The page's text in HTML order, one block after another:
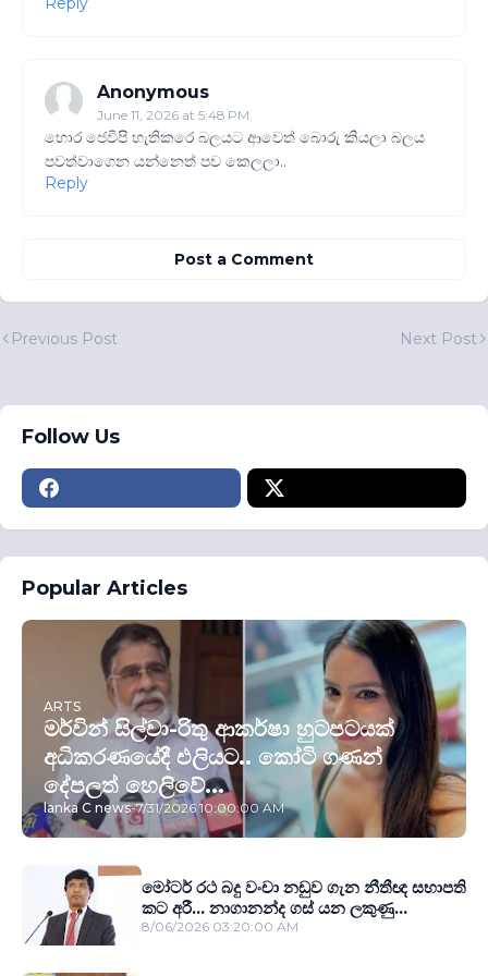
Anonymous
June 11, 2026 at 5:48 PM
හොර ජෙවිපි හැතිකරෙ බලයට ආවෙත් බොරු කියලා බලය
පවත්වාගෙන යන්නෙත් පච කෙලලා..
Reply
Post a Comment
Previous Post Next Post
Follow Us
Popular Articles
ARTS
මර්වින් සිල්වා-රිතු ආකර්ෂා හුටපටයක්
අධිකරණයේදී එලියට.. කෝටි ගණන්
දේපලත් හෙලිවේ...
lanka C news-7/31/2026 10:00:00 AM
මෝටර් රථ බදු වංචා නඩුව ගැන නීතීඥ සභාපති
කට අරී... නාගානන්ද ගස් යන ලකුණු...
8/06/2026 03:20:00 AM